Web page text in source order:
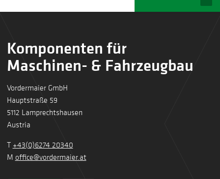
Komponenten für
Maschinen- & Fahrzeugbau
Vordermaier GmbH
Hauptstraße 59
5112 Lamprechtshausen
Austria
T +43(0)6274 20340
M office@vordermaier.at